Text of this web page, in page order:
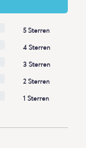
5 Sterren
4 Sterren
3 Sterren
2 Sterren
1 Sterren